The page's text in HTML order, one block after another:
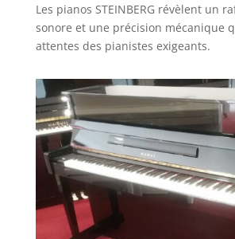
Les pianos STEINBERG révèlent un
sonore et une précision mécanique
attentes des pianistes exigeants.